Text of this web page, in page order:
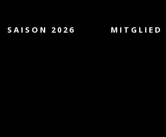
SAISON 2026 MITGLIED